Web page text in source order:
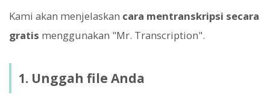
Kami akan menjelaskan cara mentranskripsi secara
gratis menggunakan "Mr. Transcription".
1. Unggah file Anda